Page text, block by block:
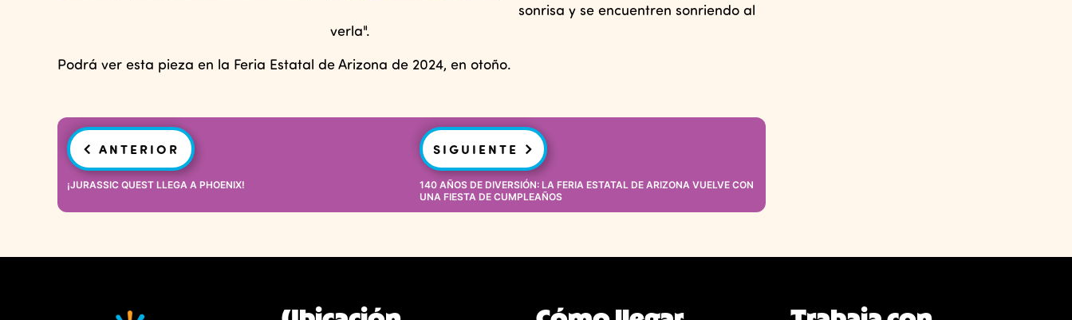
sonrisa y se encuentren sonriendo al
verla".
Podrá ver esta pieza en la Feria Estatal de Arizona de 2024, en otoño.
Navegación
posterior
ANTERIOR
¡JURASSIC QUEST LLEGA A PHOENIX!
SIGUIENTE
140 AÑOS DE DIVERSIÓN: LA FERIA ESTATAL DE ARIZONA VUELVE CON
UNA FIESTA DE CUMPLEAÑOS